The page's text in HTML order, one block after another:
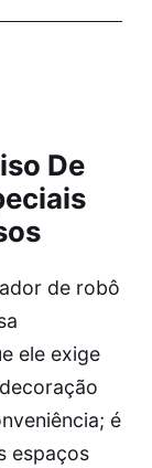
De
de robô
ele exige
é
espaços